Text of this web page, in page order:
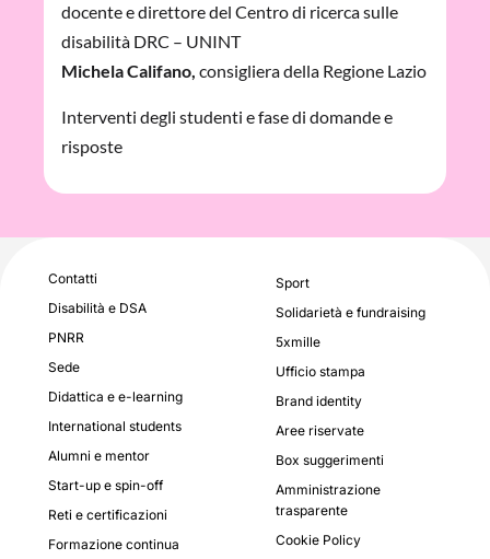
docente e direttore del Centro di ricerca sulle
disabilità DRC – UNINT
Michela Califano, consigliera della Regione Lazio
Interventi degli studenti e fase di domande e
risposte
Contatti
Disabilità e DSA
PNRR
Sede
Didattica e e-learning
International students
Alumni e mentor
Start-up e spin-off
Reti e certificazioni
Formazione continua
Sport
Solidarietà e fundraising
5xmille
Ufficio stampa
Brand identity
Aree riservate
Box suggerimenti
Amministrazione
trasparente
Cookie Policy